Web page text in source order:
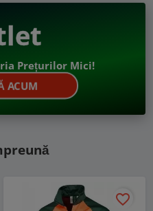
Prețurilor Mici!
ACUM
favorite_border